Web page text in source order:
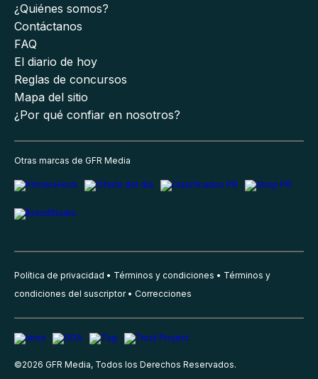
¿Quiénes somos?
Contáctanos
FAQ
El diario de hoy
Reglas de concursos
Mapa del sitio
¿Por qué confiar en nosotros?
Otras marcas de GFR Media
Política de privacidad Términos y condiciones
Términos y
condiciones del suscriptor
Correcciones
©2026 GFR Media, Todos los Derechos Reservados.